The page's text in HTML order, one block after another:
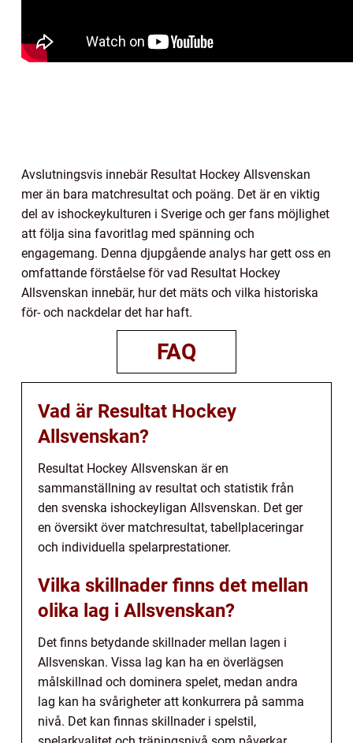
Avslutningsvis innebär Resultat Hockey Allsvenskan
mer än bara matchresultat och poäng. Det är en viktig
del av ishockeykulturen i Sverige och ger fans möjlighet
att följa sina favoritlag med spänning och
engagemang. Denna djupgående analys har gett oss en
omfattande förståelse för vad Resultat Hockey
Allsvenskan innebär, hur det mäts och vilka historiska
för- och nackdelar det har haft.
FAQ
Vad är Resultat Hockey
Allsvenskan?
Resultat Hockey Allsvenskan är en
sammanställning av resultat och statistik från
den svenska ishockeyligan Allsvenskan. Det ger
en översikt över matchresultat, tabellplaceringar
och individuella spelarprestationer.
Vilka skillnader finns det mellan
olika lag i Allsvenskan?
Det finns betydande skillnader mellan lagen i
Allsvenskan. Vissa lag kan ha en överlägsen
målskillnad och dominera spelet, medan andra
lag kan ha svårigheter att konkurrera på samma
nivå. Det kan finnas skillnader i spelstil,